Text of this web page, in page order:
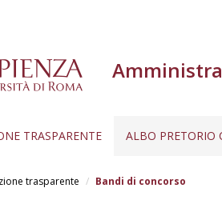
TRASPARENTE ALBO PRETORIO
trasparente Bandi di concorso